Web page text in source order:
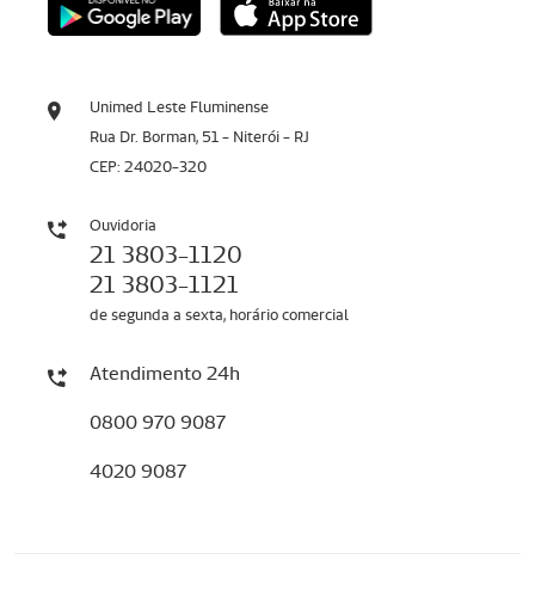
Unimed Leste Fluminense
Rua Dr. Borman, 51 - Niterói - RJ
CEP: 24020-320
Ouvidoria
21 3803-1120
21 3803-1121
de segunda a sexta, horário comercial
Atendimento 24h
0800 970 9087
4020 9087